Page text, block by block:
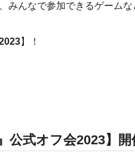
んなで参加できるゲーム
】！
公式オフ会2023】開